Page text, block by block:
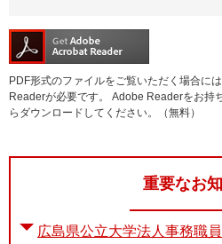
PDF形式のファイルをご覧いただく場合に
Readerが必要です。
Adobe Readerをお持
らダウンロードしてください。（無料）
重要なお
広島県公立大学法人事務職